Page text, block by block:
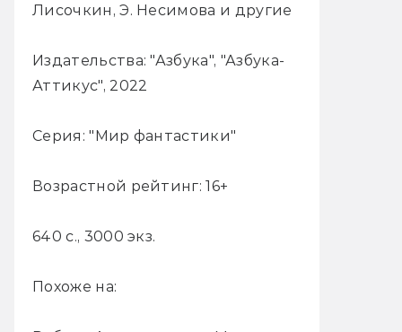
Лисочкин, Э. Несимова и другие
Издательства: "Азбука", "Азбука-
Аттикус", 2022
Серия: "Мир фантастики"
Возрастной рейтинг: 16+
640 с., 3000 экз.
Похоже на: